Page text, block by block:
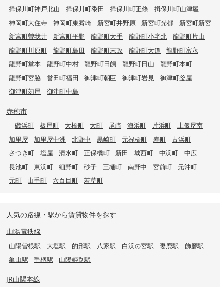
揖保川町神戸北山
揖保川町黍田 揖保川町正條
揖保川町山津屋
神岡町大住寺
神岡町東觜崎 新宮町井野原 新宮町光都
新宮町新宮
新宮町曽我井
新宮町平野 龍野町大手 龍野町小宅北
龍野町片山
龍野町川原町
龍野町島田 龍野町末政 龍野町大道
龍野町富永
龍野町堂本
龍野町中村 龍野町日飼 龍野町日山
龍野町本町
龍野町宮脇
誉田町福田 御津町朝臣 御津町岩見
御津町釜屋
御津町苅屋
御津町中島
赤穂市
磯浜町 板屋町 大橋町 大町 尾崎 海浜町 片浜町
上仮屋南
加里屋
加里屋中洲 北野中 黒崎町 元禄橋町 寿町
古浜町
さつき町
塩屋 清水町 正保橋町 新田 城西町 中浜町
中広
長池町
東浜町 細野町 砂子 三樋町 南野中 宮前町
元沖町
元町
山手町 六百目町 若草町
人気の路線・駅から賃貸物件を探す
山陽電鉄線
山陽曽根駅 大塩駅 的形駅 八家駅 白浜の宮駅 妻鹿駅
飾磨駅
亀山駅
手柄駅 山陽姫路駅
JR山陽本線